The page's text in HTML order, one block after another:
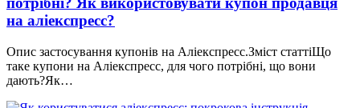
на аліекспресс?
Опис застосування купонів на Аліекспресс.Зміст статтіЩо
таке купони на Аліекспресс, для чого потрібні, що вони
дають?Як…